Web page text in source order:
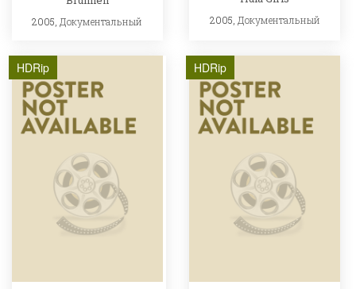
2005, Документальный 2005, Документальный
HDRip HDRip